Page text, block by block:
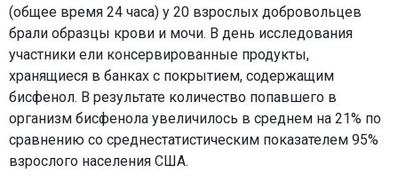
(общее время 24 часа) у 20 взрослых добровольцев
брали образцы крови и мочи. В день исследования
участники ели консервированные продукты,
хранящиеся в банках с покрытием, содержащим
бисфенол. В результате количество попавшего в
организм бисфенола увеличилось в среднем на 21% по
сравнению со среднестатистическим показателем 95%
взрослого населения США.